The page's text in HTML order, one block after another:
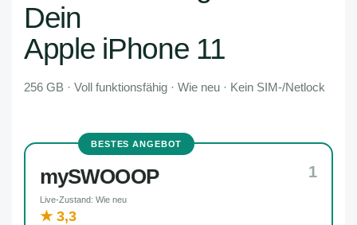
Dein
Apple iPhone 11
256 GB · Voll funktionsfähig · Wie neu · Kein SIM-/Netlock
BESTES ANGEBOT
1
mySWOOOP
Live-Zustand: Wie neu
★ 3,3